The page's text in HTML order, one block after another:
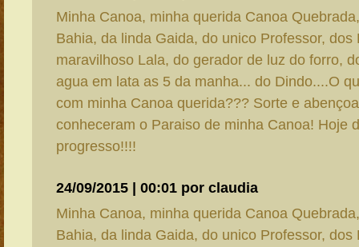
Minha Canoa, minha querida Canoa
Bahia, da linda Gaida, do unico Professor, dos
maravilhoso Lala, do gerador de luz do forro,
agua em lata as 5 da manha... do Dindo....O
com minha Canoa querida??? Sorte e
conheceram o Paraiso de minha Canoa! Hoje
progresso!!!!
24/09/2015 | 00:01 por claudia
Minha Canoa, minha querida Canoa
Bahia, da linda Gaida, do unico Professor, dos